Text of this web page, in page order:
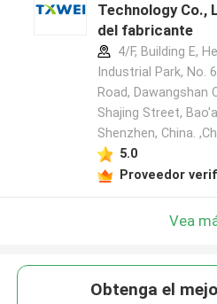
Technology Co.,
del fabricante
4/F, Building E,
Industrial Park, No.
Road, Dawangshan
Shajing Street,
Shenzhen, China.
5.0
Proveedor
Vea
Obtenga el